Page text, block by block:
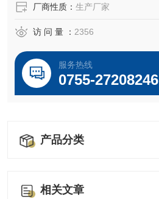
厂商性质： 生产厂家
访 问 量 ： 2356
服务热线
0755-27208246
产品分类
相关文章